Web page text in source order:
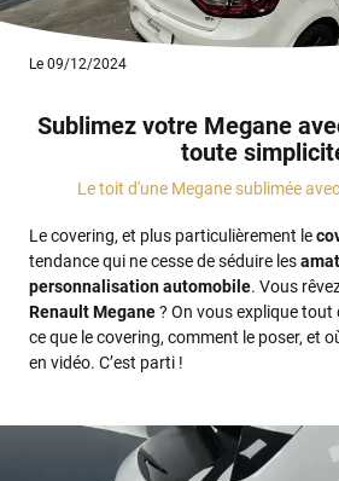
Le 09/12/2024
Sublimez votre Megane
toute
Le toit d'une Megane sublimée
Le covering, et plus particulièrement le
tendance qui ne cesse de séduire les
personnalisation automobile. Vous
Renault Megane? On vous explique tout
ce que le covering, comment le poser, et
en vidéo. C’est parti !